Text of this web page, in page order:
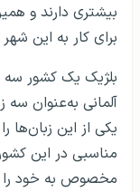
بیشتری دارند و
برای کار به این
بلژیک یک کشور سه
آلمانی به‌عنوان
یکی از این زبان‌ها
مناسبی در این
مخصوص به خود را